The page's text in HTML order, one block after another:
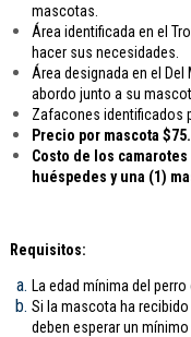
mascotas.
Área identificada en el
hacer sus necesidades.
Área designada en el
abordo junto a su
Zafacones identificados
Precio por mascota
Costo de los
huéspedes y una (1)
Requisitos:
La edad mínima del
Si la mascota ha
deben esperar un